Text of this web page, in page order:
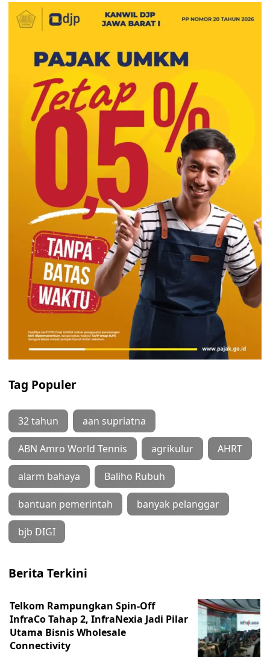
Tag Populer
32 tahun aan supriatna
ABN Amro World Tennis agrikulur AHRT
alarm bahaya Baliho Rubuh
bantuan pemerintah banyak pelanggar
bjb DIGI
Berita Terkini
Telkom Rampungkan Spin-Off
InfraCo Tahap 2, InfraNexia Jadi Pilar
Utama Bisnis Wholesale
Connectivity